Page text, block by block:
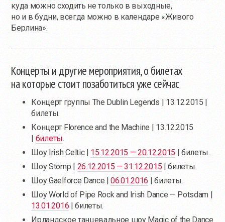
куда можно сходить не только в выходные,
но и в будни, всегда можно в календаре «Живого
Берлина».
Концерты и другие мероприятия, о билетах
на которые стоит позаботиться уже сейчас
Концерт группы The Dublin Legends | 13.12.2015 |
билеты.
Концерт Florence and the Machine | 13.12.2015
| билеты.
Шоу Irish Celtic | 15.12.2015 — 20.12.2015 | билеты.
Шоу Stomp | 26.12.2015 — 31.12.2015 | билеты.
Шоу Gaelforce Dance |06.01.2016 | билеты.
Шоу World of Pipe Rock and Irish Dance — Potsdam |
13.01.2016 | билеты.
Ирландское танцевальное шоу Magic of the Dance